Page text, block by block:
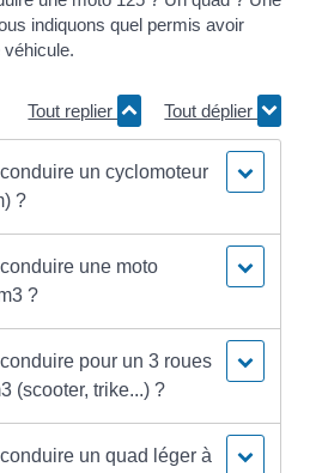
indiquons quel permis avoir
véhicule.
Tout replier Tout déplier
un cyclomoteur
?
une moto
?
pour un 3 roues
(scooter, trike...) ?
un quad léger à